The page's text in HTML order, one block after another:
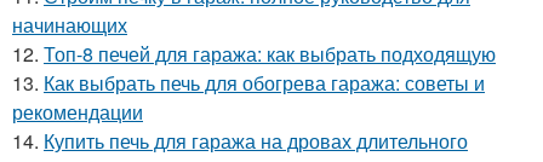
начинающих
12. Топ-8 печей для гаража: как выбрать подходящую
13. Как выбрать печь для обогрева гаража: советы и
рекомендации
14. Купить печь для гаража на дровах длительного